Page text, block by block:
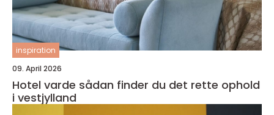
inspiration
09. April 2026
Hotel varde sådan finder du det rette ophold
i vestjylland